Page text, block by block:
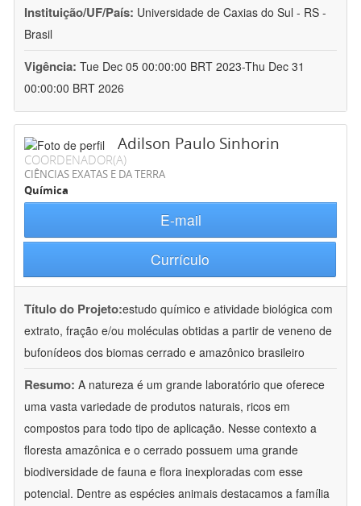
Instituição/UF/País: Universidade de Caxias do Sul - RS -
Brasil
Vigência: Tue Dec 05 00:00:00 BRT 2023-Thu Dec 31
00:00:00 BRT 2026
Adilson Paulo Sinhorin
COORDENADOR(A)
CIÊNCIAS EXATAS E DA TERRA
Química
E-mail
Currículo
Título do Projeto:estudo químico e atividade biológica com
extrato, fração e/ou moléculas obtidas a partir de veneno de
bufonídeos dos biomas cerrado e amazônico brasileiro
Resumo: A natureza é um grande laboratório que oferece
uma vasta variedade de produtos naturais, ricos em
compostos para todo tipo de aplicação. Nesse contexto a
floresta amazônica e o cerrado possuem uma grande
biodiversidade de fauna e flora inexploradas com esse
potencial. Dentre as espécies animais destacamos a família